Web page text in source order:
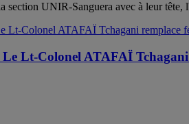
section UNIR-Sanguera avec à leur
Le Lt-Colonel ATAFAÏ